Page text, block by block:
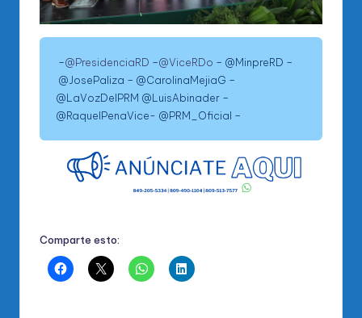
–@PresidenciaRD –@ViceRDo – @MinpreRD –
@JosePaliza – @CarolinaMejiaG –
@LaVozDelPRM @LuisAbinader –
@RaquelPenaVice- @PRM_Oficial –
Comparte esto: